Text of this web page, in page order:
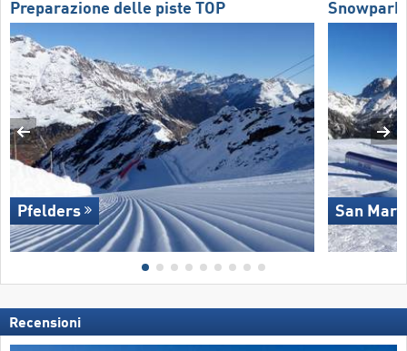
Preparazione delle piste TOP
Pfelders San
Recensioni